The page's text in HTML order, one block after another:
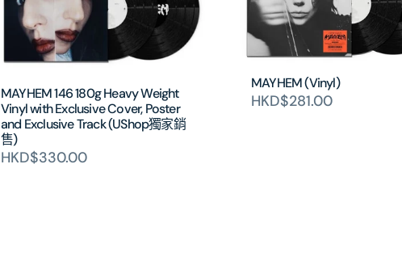
MAYHEM 146 180g Heavy Weight
Vinyl with Exclusive Cover, Poster
and Exclusive Track (UShop獨家銷
售)
HKD$330.00
MAYHEM (Vinyl)
HKD$281.00